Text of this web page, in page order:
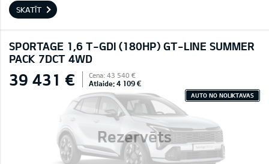
SKATĪT
SPORTAGE 1,6 T-GDI (180HP) GT-LINE SUMMER
PACK 7DCT 4WD
Rezervēts
39 431 € Cena: 43 540 €
Atlaide: 4 109 €
AUTO NO NOLIKTAVAS